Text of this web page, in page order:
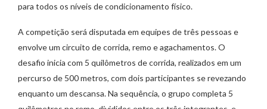
para todos os níveis de condicionamento físico.
A competição será disputada em equipes de três pessoas e
envolve um circuito de corrida, remo e agachamentos. O
desafio inicia com 5 quilômetros de corrida, realizados em um
percurso de 500 metros, com dois participantes se revezando
enquanto um descansa. Na sequência, o grupo completa 5